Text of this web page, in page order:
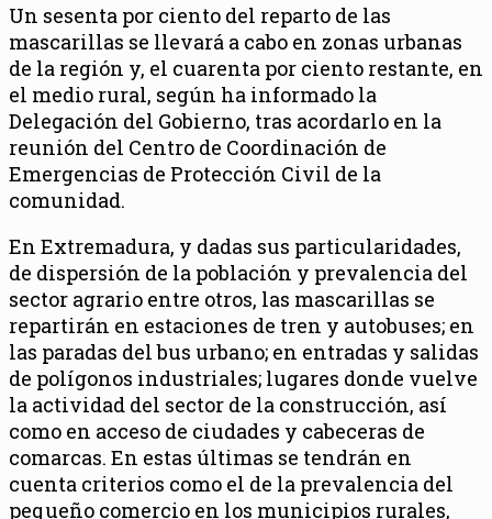
Un sesenta por ciento del reparto de las
mascarillas se llevará a cabo en zonas urbanas
de la región y, el cuarenta por ciento restante, en
el medio rural, según ha informado la
Delegación del Gobierno, tras acordarlo en la
reunión del Centro de Coordinación de
Emergencias de Protección Civil de la
comunidad.
En Extremadura, y dadas sus particularidades,
de dispersión de la población y prevalencia del
sector agrario entre otros, las mascarillas se
repartirán en estaciones de tren y autobuses; en
las paradas del bus urbano; en entradas y salidas
de polígonos industriales; lugares donde vuelve
la actividad del sector de la construcción, así
como en acceso de ciudades y cabeceras de
comarcas. En estas últimas se tendrán en
cuenta criterios como el de la prevalencia del
pequeño comercio en los municipios rurales,